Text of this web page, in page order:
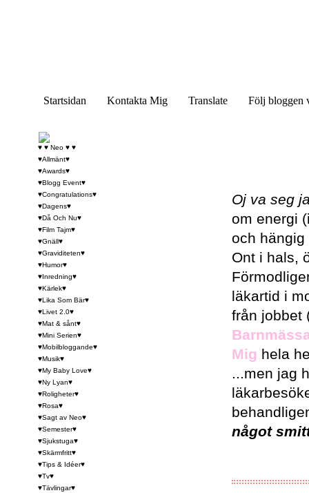
Startsidan Kontakta Mig Translate Följ bloggen
Oj va seg
om energi
och
Ont i hals,
läkartid i
från jobbet
Mig hela
...men jag
något
♥ ♥ Neo ♥ ♥
♥Allmänt♥
♥Awards♥
♥Blogg Event♥
♥Congratulations♥
♥Dagens♥
♥Då Och Nu♥
♥Film Tajm♥
♥Gnäll♥
♥Graviditeten♥
♥Humor♥
♥Inredning♥
♥Kärlek♥
♥Lika Som Bär♥
♥Livet 2.0♥
♥Mat & sånt♥
♥Mini Serien♥
♥Mobilbloggande♥
♥Musik♥
♥My Baby Love♥
♥Ny Lyan♥
♥Roligheter♥
♥Rosa♥
♥Sagt av Neo♥
♥Semester♥
♥Sjukstuga♥
♥Skärmfritt♥
♥Tips & Idéer♥
♥Tv♥
♥Tävlingar♥